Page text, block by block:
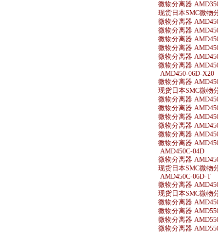
微物分离器
现货日本SMC微物
微物分离器
微物分离器
微物分离器
微物分离器
微物分离器
微物分离器
AMD450-06D-X20
微物分离器
现货日本SMC微物
微物分离器
微物分离器
微物分离器
微物分离器
微物分离器
微物分离器
AMD450C-04D
微物分离器
现货日本SMC微物
AMD450C-06D-T
微物分离器
现货日本SMC微物
微物分离器
微物分离器
微物分离器
微物分离器